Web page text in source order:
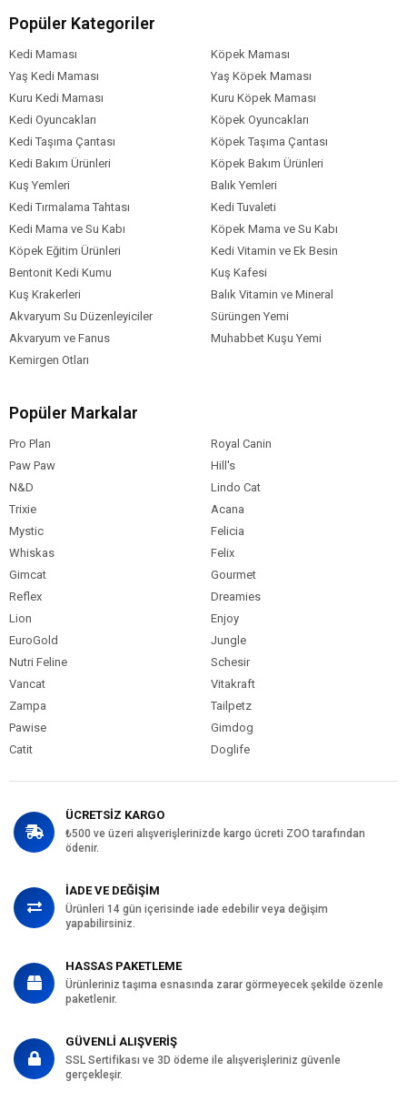
Tüy ve Deri Sağlığı
Köpek Irk
Boyutu
Köpek Maması
İçerik
Köpek Maması
Paket Boyutu
Köpek Irk
Özelliği
Popüler Kategoriler
Kedi Maması
Köpek Maması
Yaş Kedi Maması
Yaş Köpek Maması
Kuru Kedi Maması
Kuru Köpek Maması
Kedi Oyuncakları
Köpek Oyuncakları
Kedi Taşıma Çantası
Köpek Taşıma Çantası
Kedi Bakım Ürünleri
Köpek Bakım Ürünleri
Kuş Yemleri
Balık Yemleri
Kedi Tırmalama Tahtası
Kedi Tuvaleti
Kedi Mama ve Su Kabı
Köpek Mama ve Su Kabı
Köpek Eğitim Ürünleri
Kedi Vitamin ve Ek Besin
Bentonit Kedi Kumu
Kuş Kafesi
Kuş Krakerleri
Balık Vitamin ve Mineral
Akvaryum Su Düzenleyiciler
Sürüngen Yemi
Akvaryum ve Fanus
Muhabbet Kuşu Yemi
Kemirgen Otları
Popüler Markalar
Pro Plan
Royal Canin
Paw Paw
Hill's
N&D
Lindo Cat
Trixie
Acana
Mystic
Felicia
Whiskas
Felix
Gimcat
Gourmet
Reflex
Dreamies
Lion
Enjoy
EuroGold
Jungle
Nutri Feline
Schesir
Vancat
Vitakraft
Zampa
Tailpetz
Pawise
Gimdog
Catit
Doglife
ÜCRETSİZ KARGO
₺500 ve üzeri alışverişlerinizde kargo ücreti ZOO tarafından
ödenir.
İADE VE DEĞİŞİM
Ürünleri 14 gün içerisinde iade edebilir veya değişim
yapabilirsiniz.
HASSAS PAKETLEME
Ürünleriniz taşıma esnasında zarar görmeyecek şekilde özenle
paketlenir.
GÜVENLİ ALIŞVERİŞ
SSL Sertifikası ve 3D ödeme ile alışverişleriniz güvenle
gerçekleşir.